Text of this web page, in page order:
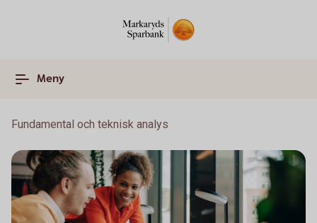
Meny
Fundamental och teknisk analys